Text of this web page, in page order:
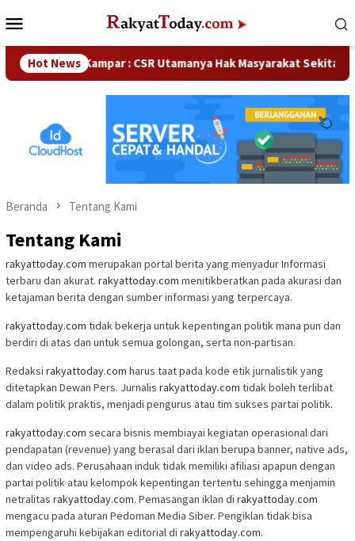
ke
Mobile
Hot News
DPRD Kampar : CSR Utamanya Hak Masyarakat Sekitar
Beranda Tentang Kami
Tentang Kami
rakyattoday.com merupakan portal berita yang menyadur Informasi
terbaru dan akurat. rakyattoday.com menitikberatkan pada akurasi dan
ketajaman berita dengan sumber informasi yang terpercaya.
rakyattoday.com tidak bekerja untuk kepentingan politik mana pun dan
berdiri di atas dan untuk semua golongan, serta non-partisan.
Redaksi rakyattoday.com harus taat pada kode etik jurnalistik yang
ditetapkan Dewan Pers. Jurnalis rakyattoday.com tidak boleh terlibat
dalam politik praktis, menjadi pengurus atau tim sukses partai politik.
rakyattoday.com secara bisnis membiayai kegiatan operasional dari
pendapatan (revenue) yang berasal dari iklan berupa banner, native ads,
dan video ads. Perusahaan induk tidak memiliki afiliasi apapun dengan
partai politik atau kelompok kepentingan tertentu sehingga menjamin
netralitas rakyattoday.com. Pemasangan iklan di rakyattoday.com
mengacu pada aturan Pedoman Media Siber. Pengiklan tidak bisa
mempengaruhi kebijakan editorial di rakyattoday.com.